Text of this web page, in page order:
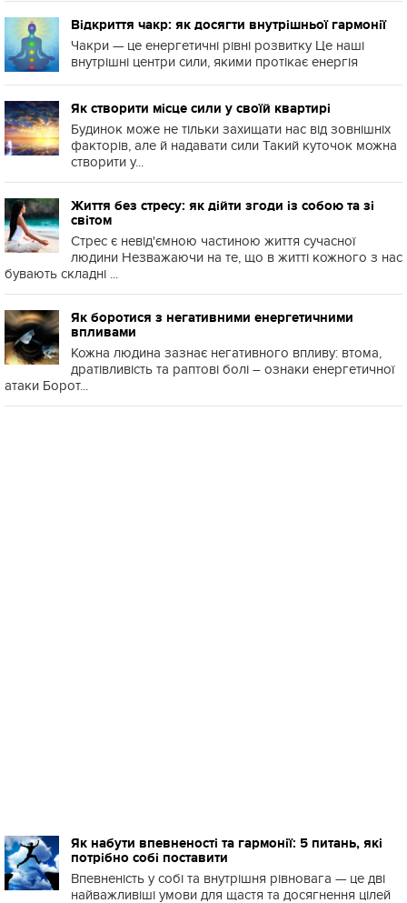
Відкриття чакр: як досягти внутрішньої гармонії
Чакри — це енергетичні рівні розвитку Це наші
внутрішні центри сили, якими протікає енергія
Як створити місце сили у своїй квартирі
Будинок може не тільки захищати нас від зовнішніх
факторів, але й надавати сили Такий куточок можна
створити у...
Життя без стресу: як дійти згоди із собою та зі
світом
Стрес є невід'ємною частиною життя сучасної
людини Незважаючи на те, що в житті кожного з нас
бувають складні ...
Як боротися з негативними енергетичними
впливами
Кожна людина зазнає негативного впливу: втома,
дратівливість та раптові болі – ознаки енергетичної
атаки Борот...
Як набути впевненості та гармонії: 5 питань, які
потрібно собі поставити
Впевненість у собі та внутрішня рівновага — це дві
найважливіші умови для щастя та досягнення цілей